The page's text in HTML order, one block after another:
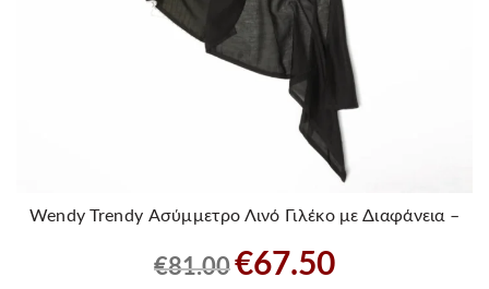
Wendy Trendy Ασύμμετρο Λινό Γιλέκο με Διαφάνεια –
€81.00
Original
price
€67.50